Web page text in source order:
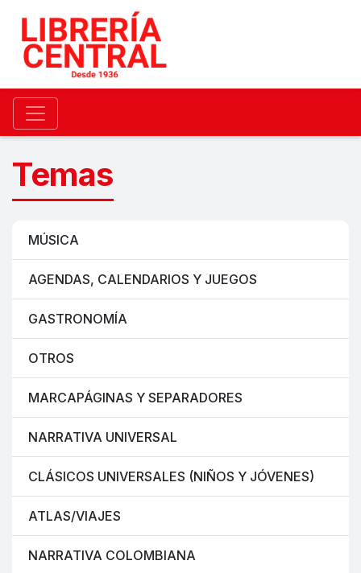
Temas
MÚSICA
AGENDAS, CALENDARIOS Y JUEGOS
GASTRONOMÍA
OTROS
MARCAPÁGINAS Y SEPARADORES
NARRATIVA UNIVERSAL
CLÁSICOS UNIVERSALES (NIÑOS Y JÓVENES)
ATLAS/VIAJES
NARRATIVA COLOMBIANA